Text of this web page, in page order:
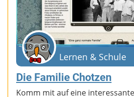
Lernen & Schule
Die Familie Chotzen
Komm mit auf eine